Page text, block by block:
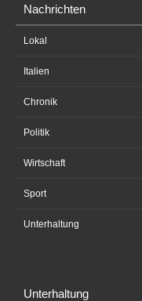
Nachrichten
Lokal
Italien
Chronik
Politik
Wirtschaft
Sport
Unterhaltung
Unterhaltung